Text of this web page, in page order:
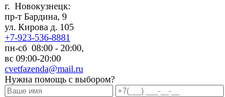
г. Новокузнецк:
пр-т Бардина, 9
ул. Кирова д. 105
+7-923-536-8881
пн-сб 08:00 - 20:00,
вс 09:00-20:00
cvetfazenda@mail.ru
Нужна помощь с выбором?